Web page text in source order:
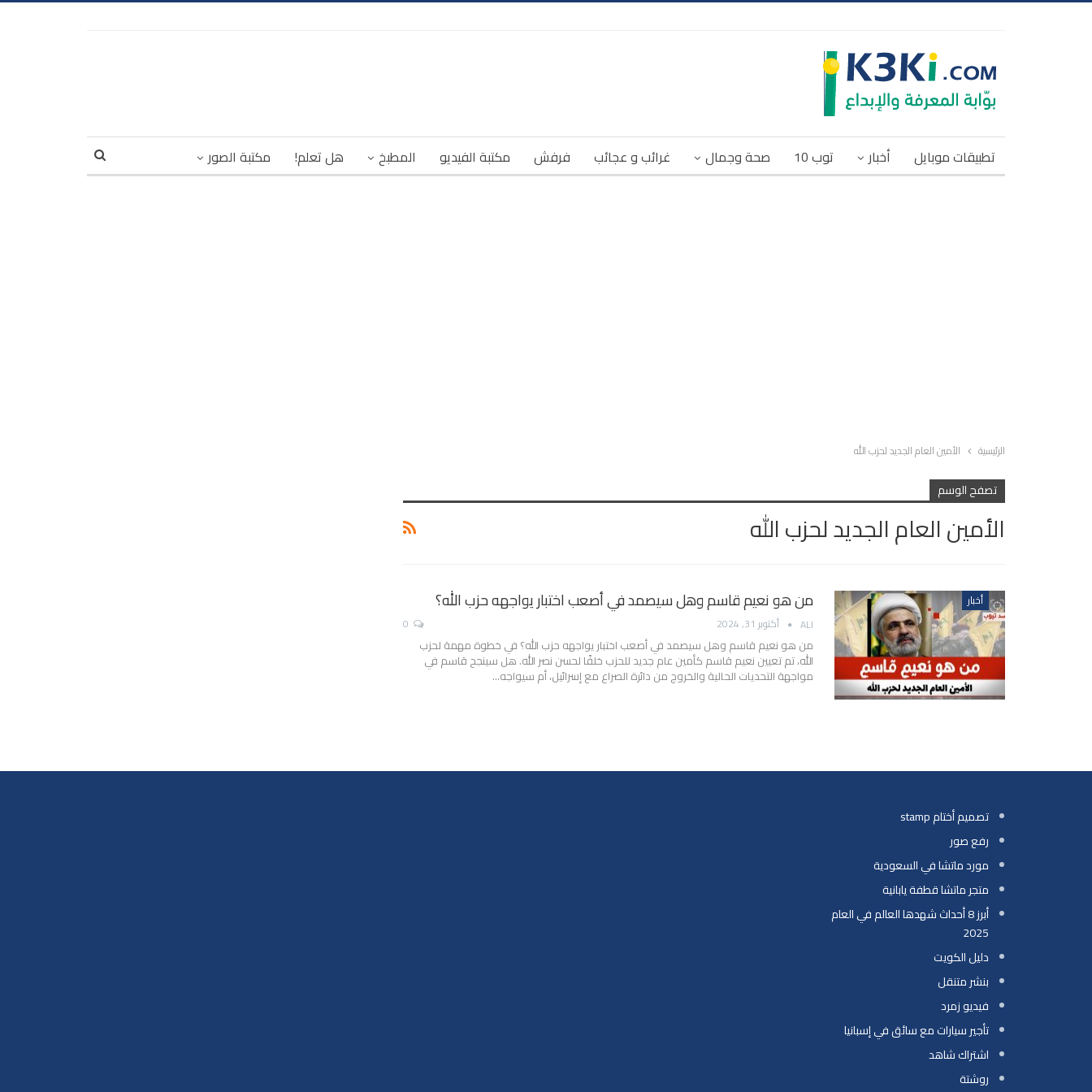
تطبيقات موبايل أخبار توب 10 صحة وجمال غرائب و عجائب فرفش مكتبة الفيديو المطبخ هل تعلم! مكتبة الصور
الرئيسية الأمين العام الجديد لحزب الله
تصفح الوسم
الأمين العام الجديد لحزب الله
أخبار من هو نعيم قاسم وهل سيصمد في أصعب اختبار يواجهه حزب الله؟
ALI أكتوبر 31, 2024
من هو نعيم قاسم وهل سيصمد في أصعب اختبار يواجهه حزب الله؟ في خطوة مهمة لحزب
الله، تم تعيين نعيم قاسم كأمين عام جديد للحزب خلفًا لحسن نصر الله. هل سينجح قاسم في
مواجهة التحديات الحالية والخروج من دائرة الصراع مع إسرائيل، أم سيواجه…
تصميم أختام stamp
رفع صور
مورد ماتشا في السعودية
متجر ماتشا قطفة يابانية
أبرز 8 أحداث شهدها العالم في العام
2025
دليل الكويت
بنشر متنقل
فيديو زمرد
تأجير سيارات مع سائق في إسبانيا
اشتراك شاهد
روشتة